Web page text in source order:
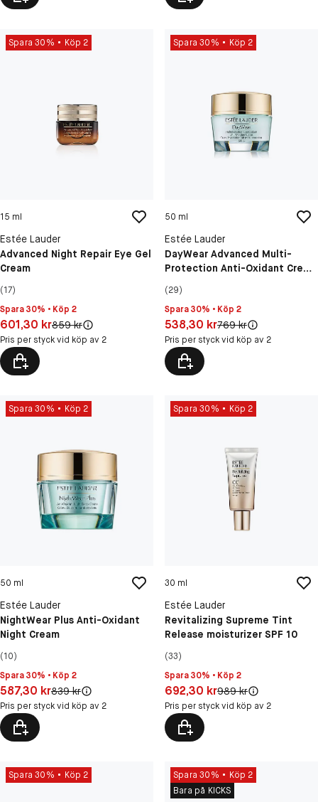
Spara 30% Köp 2
15 ml
Estée Lauder
Advanced Night Repair Eye Gel
Cream
(17)
Spara 30% • Köp 2
Pris: 601,30 kr
601,30 krOriginal pris:
859 kr
Pris per styck vid köp av 2
Spara 30% Köp 2
50 ml
Estée Lauder
DayWear Advanced Multi-
Protection Anti-Oxidant Creme
(29)
Spara 30% • Köp 2
Pris: 538,30 kr
538,30 krOriginal pris:
769 kr
Pris per styck vid köp av 2
Spara 30% Köp 2
50 ml
Estée Lauder
NightWear Plus Anti-Oxidant
Night Cream
(10)
Spara 30% • Köp 2
Pris: 587,30 kr
587,30 krOriginal pris:
839 kr
Pris per styck vid köp av 2
Spara 30% Köp 2
30 ml
Estée Lauder
Revitalizing Supreme Tint
Release moisturizer SPF 10
(33)
Spara 30% • Köp 2
Pris: 692,30 kr
692,30 krOriginal pris:
989 kr
Pris per styck vid köp av 2
Spara 30% Köp 2 Spara 30%
Köp 2
Bara på KICKS